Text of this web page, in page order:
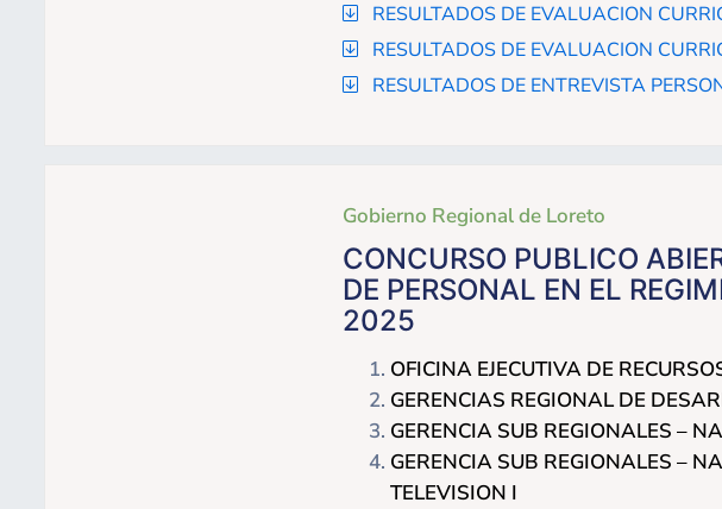
icon
RESULTADOS DE EVALUACION
icon
RESULTADOS DE EVALUACION
icon
RESULTADOS DE ENTREVISTA
Gobierno Regional de Loreto
CONCURSO PUBLICO
DE PERSONAL EN EL
2025
OFICINA EJECUTIVA DE
GERENCIAS REGIONAL DE
GERENCIA SUB REGIONALES –
GERENCIA SUB REGIONALES –
TELEVISION I